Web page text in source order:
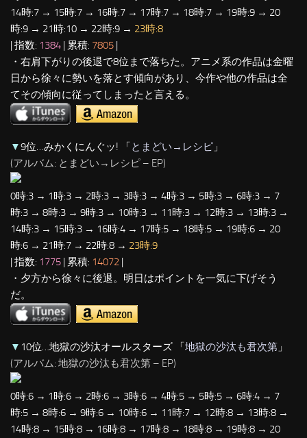
14時:7 → 15時:7 → 16時:7 → 17時:7 → 18時:7 → 19時:9 → 20
時:9 → 21時:10 → 22時:9 → 23時:8
| 指数: 1384 | 累積: 7805 |
・右肩下がりの後退で8位まで落ちた。アニメ系の作品は金曜
日から徐々に勢いを落とす傾向があり、今作や他の作品は全
てその傾向に従ってしまったと言える。
▼9位…みかくにんぐッ! 「とまどい→レシピ 」
(アルバム: とまどい→レシピ – EP)
0時:3 → 1時:3 → 2時:3 → 3時:3 → 4時:3 → 5時:3 → 6時:3 → 7
時:3 → 8時:3 → 9時:3 → 10時:3 → 11時:3 → 12時:3 → 13時:3 →
14時:3 → 15時:3 → 16時:4 → 17時:5 → 18時:5 → 19時:6 → 20
時:6 → 21時:7 → 22時:8 → 23時:9
| 指数: 1775 | 累積: 14072 |
・夕方から徐々に後退。明日はポイントを一気に下げそう
だ。
▼ 10位…地獄の沙汰オールスターズ 「地獄の沙汰も君次第 」
(アルバム: 地獄の沙汰も君次第 – EP)
0時:6 → 1時:6 → 2時:6 → 3時:6 → 4時:5 → 5時:5 → 6時:4 → 7
時:5 → 8時:6 → 9時:6 → 10時:6 → 11時:7 → 12時:8 → 13時:8 →
14時:8 → 15時:8 → 16時:8 → 17時:8 → 18時:8 → 19時:8 → 20